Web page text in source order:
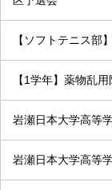
【ソフトテニス部
【1学年】薬物乱
岩瀬日本大学高等
岩瀬日本大学高等